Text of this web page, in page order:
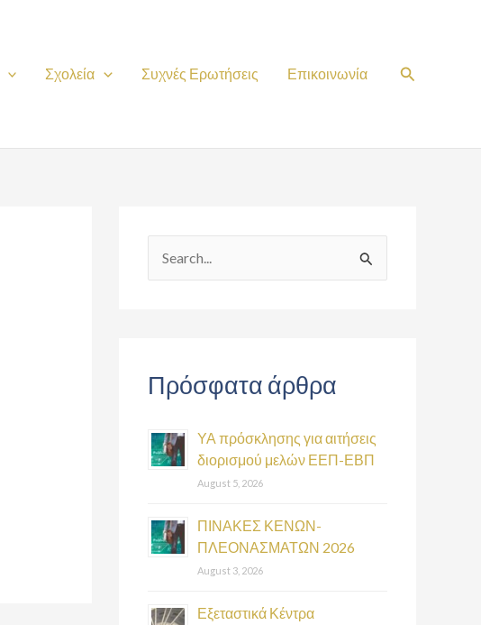
Σχολεία Συχνές Ερωτήσεις Επικοινωνία Search
c
f
o
Πρόσφατα άρθρα
ΥΑ πρόσκλησης για αιτήσεις
διορισμού μελών ΕΕΠ-ΕΒΠ
August 5, 2026
ΠΙΝΑΚΕΣ ΚΕΝΩΝ-
ΠΛΕΟΝΑΣΜΑΤΩΝ 2026
August 3, 2026
Εξεταστικά Κέντρα